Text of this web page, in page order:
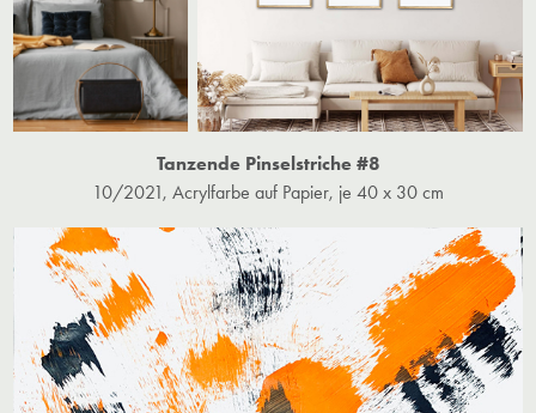
Tanzende Pinselstriche #8
10/2021, Acrylfarbe auf Papier, je 40 x 30 cm